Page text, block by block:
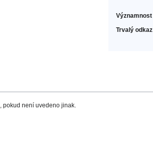
Významnost
Trvalý odkaz
, pokud není uvedeno jinak.